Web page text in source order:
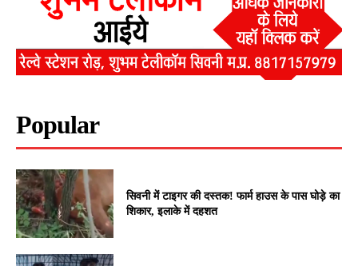
Popular
सिवनी में टाइगर की दस्तक! फार्म हाउस के पास घोड़े का
शिकार, इलाके में दहशत